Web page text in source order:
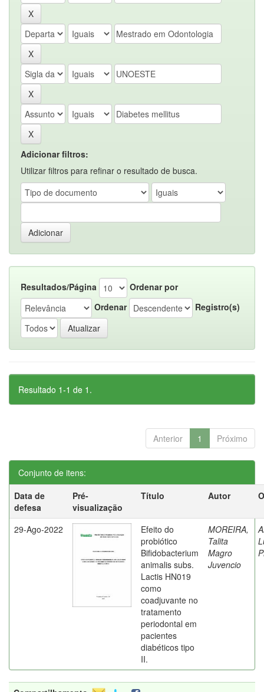
Adicionar filtros:
Utilizar filtros para refinar o resultado de busca.
Resultados/Página
Ordenar por
Ordenar
Registro(s)
Resultado 1-1 de 1.
Anterior 1 Próximo
Conjunto de itens:
Data de
defesa
Pré-
visualização
Título Autor
29-Ago-2022
Efeito do
probiótico
Bifidobacterium
animalis subs.
Lactis HN019
como
coadjuvante no
tratamento
periodontal em
pacientes
diabéticos tipo
II.
MOREIRA,
Talita
Magro
Juvencio